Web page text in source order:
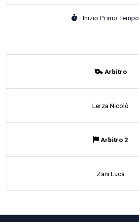
Inizio Primo Tempo
Arbitro
Lerza Nicolò
Arbitro 2
Zani Luca